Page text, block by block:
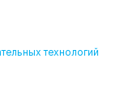
технологий